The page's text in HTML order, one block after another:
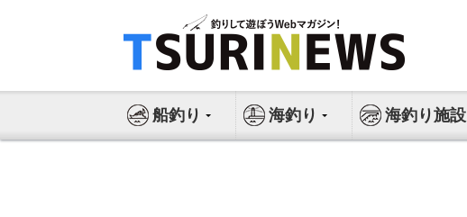
ス
船釣り 海釣り 海釣り施設